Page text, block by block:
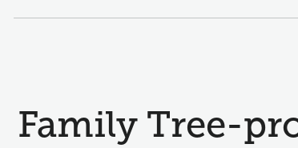
Family Tree-